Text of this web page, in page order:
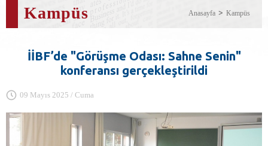
Kampüs Anasayfa Kampüs
İİBF’de "Görüşme Odası: Sahne Senin"
konferansı gerçekleştirildi
09 Mayıs 2025 / Cuma